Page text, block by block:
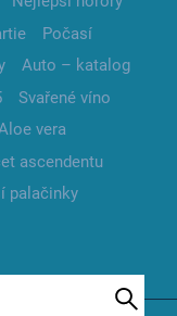
Počasí
Auto – katalog
Svařené víno
vera
ascendentu
palačinky